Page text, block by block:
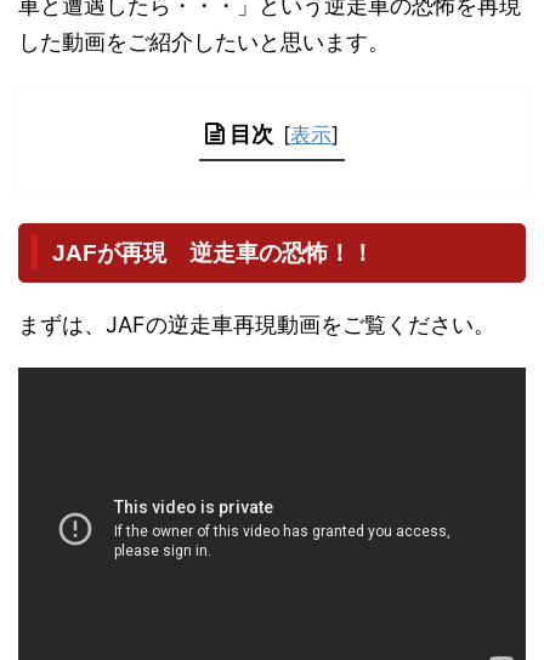
した動画をご紹介したいと思います。
目次 [表示]
JAFが再現 逆走車の恐怖！！
まずは、JAFの逆走車再現動画をご覧ください。